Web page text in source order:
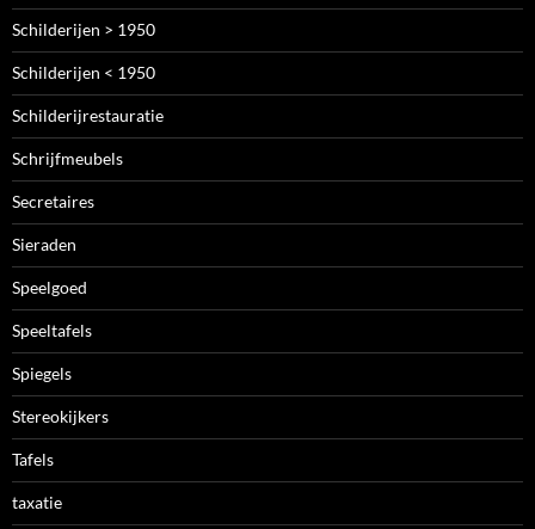
Schilderijen > 1950
Schilderijen < 1950
Schilderijrestauratie
Schrijfmeubels
Secretaires
Sieraden
Speelgoed
Speeltafels
Spiegels
Stereokijkers
Tafels
taxatie